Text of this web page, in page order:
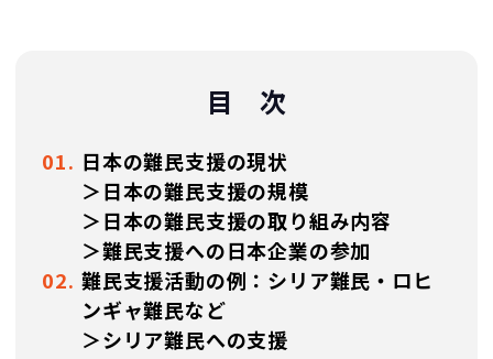
目 次
日本の難民支援の現状
＞日本の難民支援の規模
＞日本の難民支援の取り組み内容
＞難民支援への日本企業の参加
難民支援活動の例：シリア難民・ロヒ
ンギャ難民など
＞シリア難民への支援